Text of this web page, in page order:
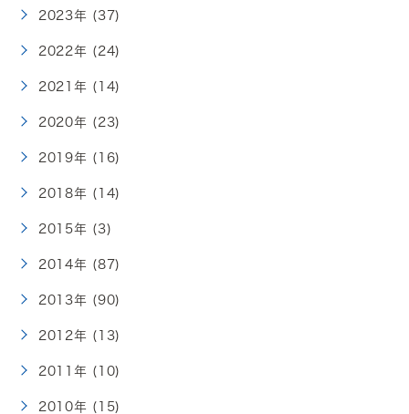
2023年 (37)
2022年 (24)
2021年 (14)
2020年 (23)
2019年 (16)
2018年 (14)
2015年 (3)
2014年 (87)
2013年 (90)
2012年 (13)
2011年 (10)
2010年 (15)